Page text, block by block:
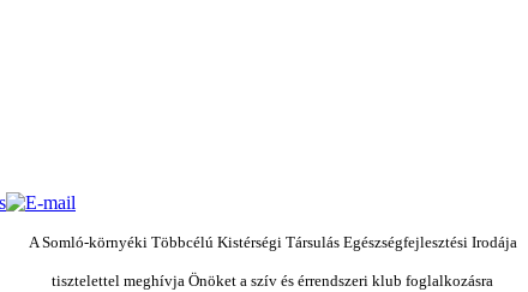
A Somló-környéki Többcélú Kistérségi Társulás Egészségfejlesztési Irodája
tisztelettel meghívja Önöket a szív és érrendszeri klub foglalkozásra